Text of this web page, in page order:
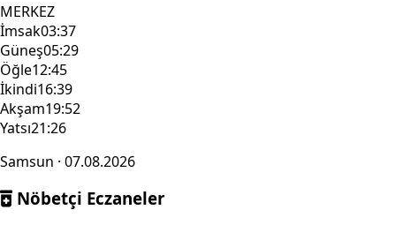
MERKEZ
İmsak03:37
Güneş05:29
Öğle12:45
İkindi16:39
Akşam19:52
Yatsı21:26
Samsun · 07.08.2026
Nöbetçi Eczaneler